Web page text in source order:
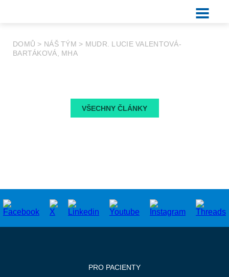
DOMŮ > NÁŠ TÝM > MUDR. LUCIE VALENTOVÁ-
BARTÁKOVÁ, MHA
VŠECHNY ČLÁNKY
PRO PACIENTY